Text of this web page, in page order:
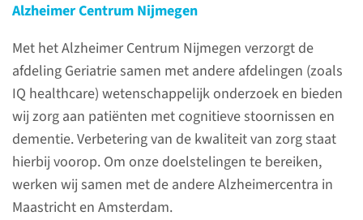
Alzheimer Centrum Nijmegen
Met het Alzheimer Centrum Nijmegen verzorgt de
afdeling Geriatrie samen met andere afdelingen (zoals
IQ healthcare) wetenschappelijk onderzoek en bieden
wij zorg aan patiënten met cognitieve stoornissen en
dementie. Verbetering van de kwaliteit van zorg staat
hierbij voorop. Om onze doelstelingen te bereiken,
werken wij samen met de andere Alzheimercentra in
Maastricht en Amsterdam.
Uitgangspunt voor ons
in u, de ouder wordende mens.
lees meer
Contact